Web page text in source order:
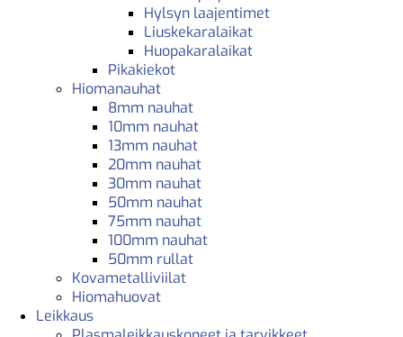
Hylsyn laajentimet
Liuskekaralaikat
Huopakaralaikat
Pikakiekot
Hiomanauhat
8mm nauhat
10mm nauhat
13mm nauhat
20mm nauhat
30mm nauhat
50mm nauhat
75mm nauhat
100mm nauhat
50mm rullat
Kovametalliviilat
Hiomahuovat
Leikkaus